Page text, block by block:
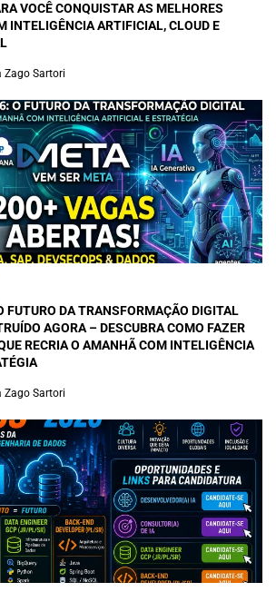
VOCÊ CONQUISTAR AS MELHORES
INTELIGÊNCIA ARTIFICIAL, CLOUD E
Zago Sartori
FUTURO DA TRANSFORMAÇÃO DIGITAL
AGORA – DESCUBRA COMO FAZER
RECRIA O AMANHÃ COM INTELIGÊNCIA
Zago Sartori